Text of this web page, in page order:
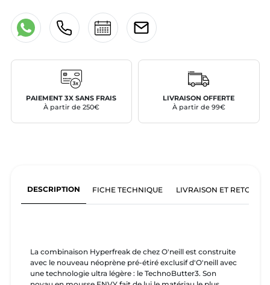
PAIEMENT 3X SANS FRAIS
À partir de 250€
LIVRAISON OFFERTE
À partir de 99€
DESCRIPTION FICHE TECHNIQUE LIVRAISON ET RETOURS
La combinaison Hyperfreak de chez O'neill est construite
avec le nouveau néoprène pré-étiré exclusif d'O'neill avec
une technologie ultra légère : le TechnoButter3. Son